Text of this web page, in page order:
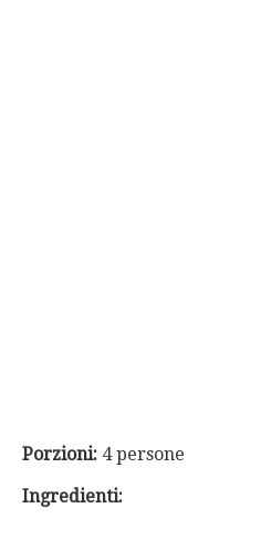
Porzioni: 4 persone
Ingredienti: